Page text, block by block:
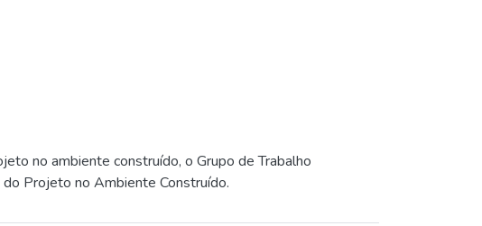
no ambiente construído, o Grupo de Trabalho
Projeto no Ambiente Construído.